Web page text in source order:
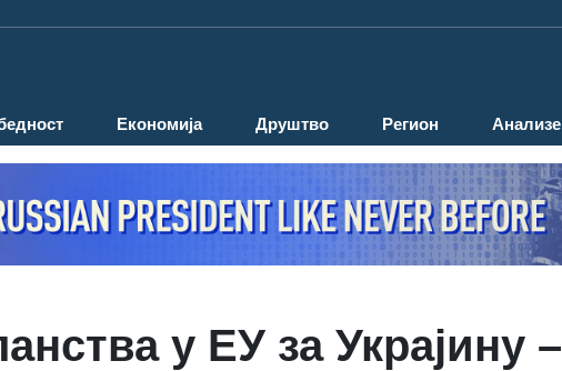
Економија Друштво Регион Анализе
у ЕУ за Украјину –